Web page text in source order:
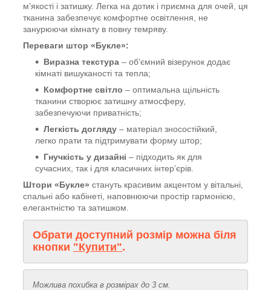
м’якості і затишку. Легка на дотик і приємна для очей, ця
тканина забезпечує комфортне освітлення, не
занурюючи кімнату в повну темряву.
Переваги штор «Букле»:
Виразна текстура – об’ємний візерунок додає
кімнаті вишуканості та тепла;
Комфортне світло – оптимальна щільність
тканини створює затишну атмосферу,
забезпечуючи приватність;
Легкість догляду – матеріал зносостійкий,
легко прати та підтримувати форму штор;
Гнучкість у дизайні – підходить як для
сучасних, так і для класичних інтер’єрів.
Штори «Букле» стануть красивим акцентом у вітальні,
спальні або кабінеті, наповнюючи простір гармонією,
елегантністю та затишком.
Обрати доступний розмір можна біля
кнопки "Купити".
Можлива похибка в розмірах до 3 см.